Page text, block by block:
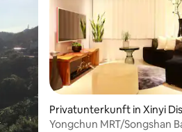
Privatunterkunft in Xinyi
ict
Yongchun MRT/Songshan